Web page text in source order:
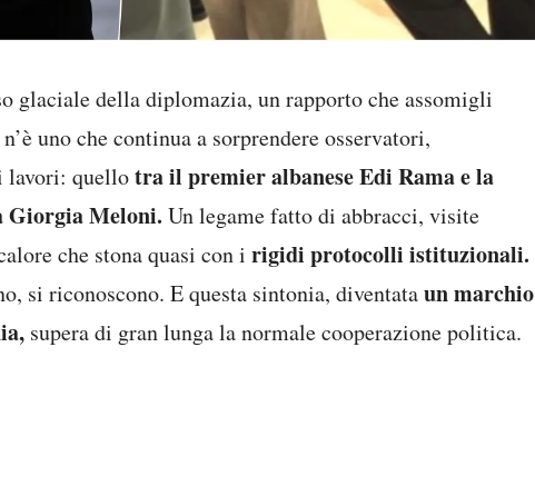
glaciale della diplomazia, un rapporto che assomigli
uno che continua a sorprendere osservatori,
lavori: quellotra il premier albanese Edi Rama e la
Giorgia Meloni. Un legame fatto di abbracci, visite
che stona quasi con i rigidi protocolli istituzionali.
si riconoscono. E questa sintonia, diventataun marchio
supera di gran lunga la normale cooperazione politica.